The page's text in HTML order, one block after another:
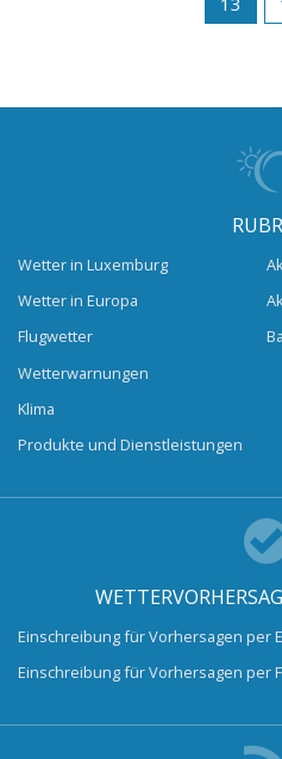
Wetter in Luxemburg
Wetter in Europa
Flugwetter
Wetterwarnungen
Klima
Produkte und Dienstleistungen
Einschreibung für Vorhersagen per
Einschreibung für Vorhersagen per